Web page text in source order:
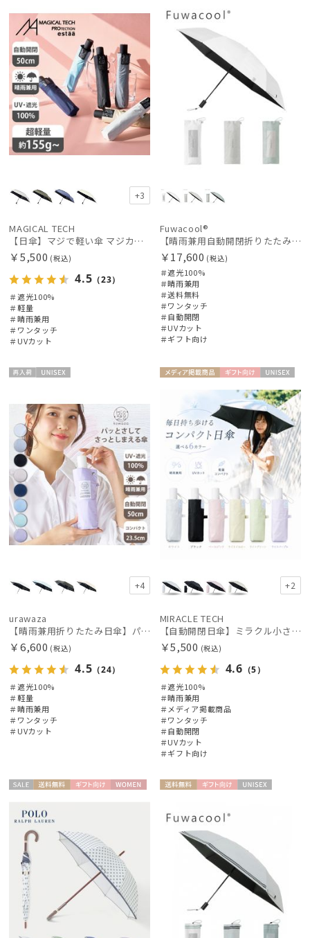
+3
MAGICAL TECH
【日傘】マジで軽い傘 マジカルテックプロテクション(MAGICAL TECH PROTECTION) 50cm 晴雨兼用傘自動開閉折りたたみ日傘 一級遮光100% UV 軽量 機能性 人気
￥5,500 (税込)
4.5 （23）
＃遮光100%
＃軽量
＃晴雨兼用
＃ワンタッチ
＃UVカット
料
Fuwacool®
【晴雨兼用自動開閉折りたたみ日傘】フワクール®（Fuwacool®）ワンポイントロゴ 遮光100 UV100 ワンタッチ開閉
￥17,600 (税込)
＃遮光100%
＃晴雨兼用
＃送料無料
＃ワンタッチ
＃自動開閉
＃UVカット
＃ギフト向け
+4
urawaza
【晴雨兼用折りたたみ日傘】パッとさして、サッとしまえる傘コワザ(kowaza) プレーン 50 遮光100% UV100% 自動開閉傘 ワンタッチ
￥6,600 (税込)
4.5 （24）
＃遮光100%
＃軽量
＃晴雨兼用
＃ワンタッチ
＃UVカット
向け
X
+2
MIRACLE TECH
【自動開閉日傘】ミラクル小さい傘 ミラクルテックプロ (MIRACLE TECH Pro) 晴雨兼用 遮光100 ワンタッチ開閉
￥5,500 (税込)
4.6 （5）
＃遮光100%
＃晴雨兼用
＃メディア掲載商品
＃ワンタッチ
＃自動開閉
＃UVカット
＃ギフト向け
料
料